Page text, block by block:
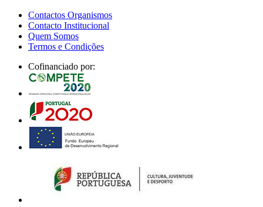
Contactos Organismos
Contacto Institucional
Quem Somos
Termos e Condições
Cofinanciado por: